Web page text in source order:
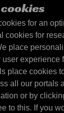
cookies
for an
cookies for
place
experience
place cookies
all our portals
or by
to this. If you